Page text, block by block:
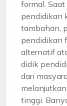
formal.
pendidikan
tambahan,
pendidikan
alternatif
didik
dari
tinggi.